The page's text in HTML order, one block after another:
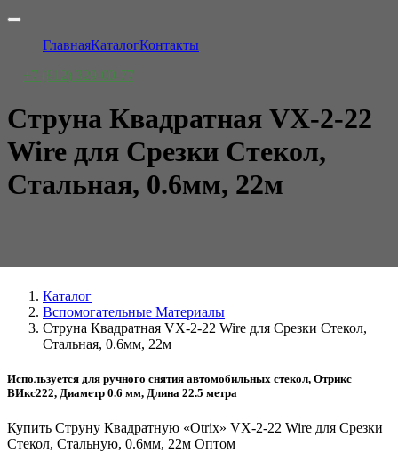
ГлавнаяКаталогКонтакты
+7 (812) 329-00-77
Струна Квадратная VX-2-22
Wire для Срезки Стекол,
Стальная, 0.6мм, 22м
Каталог
Вспомогательные Материалы
Струна Квадратная VX-2-22 Wire для Срезки Стекол,
Стальная, 0.6мм, 22м
Используется для ручного снятия автомобильных стекол, Отрикс
ВИкс222, Диаметр 0.6 мм, Длина 22.5 метра
Купить Струну Квадратную «Otrix» VX-2-22 Wire для Срезки
Стекол, Стальную, 0.6мм, 22м Оптом